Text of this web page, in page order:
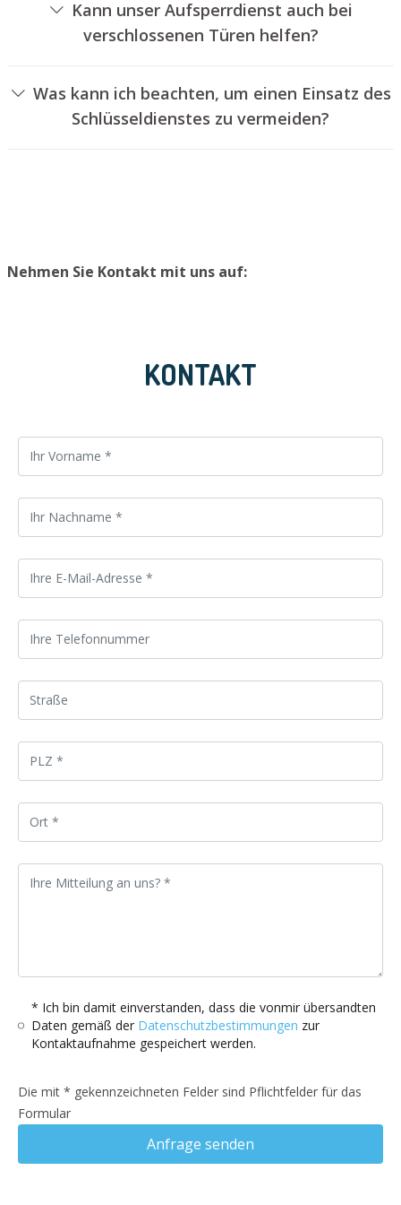
Kann unser Aufsperrdienst auch bei
verschlossenen Türen helfen?
aufsperren. Dies kann jedoch normalerweise nicht
erfolgen, ohne das Türschloss aufzubohren. Wir bauen
Ihnen jedoch einen neuen Türzylinder ein, sodass die Tür
Was kann ich beachten, um einen Einsatz des
Schlüsseldienstes zu vermeiden?
Nehmen Sie Kontakt mit uns auf:
KONTAKT
* Ich bin damit einverstanden, dass die vonmir übersandten
Daten gemäß der Datenschutzbestimmungen zur
Kontaktaufnahme gespeichert werden.
Die mit * gekennzeichneten Felder sind Pflichtfelder für das
Formular
Anfrage senden